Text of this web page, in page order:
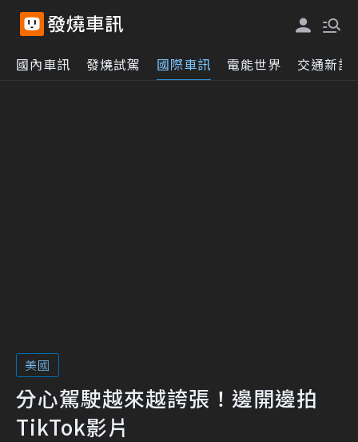
國內車訊 發燒試駕 國際車訊 電能世界 交通新訊
美國
分心駕駛越來越誇張！邊開邊拍
TikTok影片